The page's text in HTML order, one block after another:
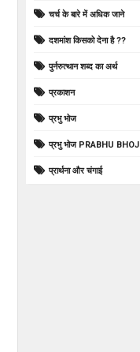
चर्च के बारे में अधिक जाने
दशमांश किसको देना है ??
पुर्नरुत्थान शब्द का अर्थ
प्रकाशन
प्रभु भोज
प्रभु भोज PRABHU BHOJ
प्रार्थना और चंगाई